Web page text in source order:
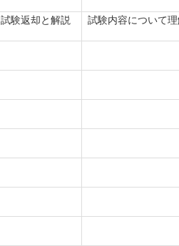
試験返却と解説 試験内容について